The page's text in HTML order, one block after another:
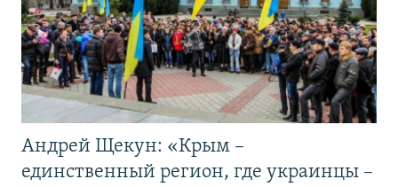
Андрей Щекун: «Крым –
единственный регион, где украинцы –